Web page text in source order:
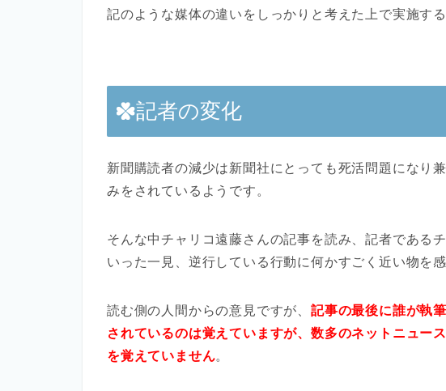
記のような媒体の違いをしっかりと考えた上で実施する
記者の変化
新聞購読者の減少は新聞社にとっても死活問題になり
みをされているようです。
そんな中チャリコ遠藤さんの記事を読み、記者である
いった一見、逆行している行動に何かすごく近い物を感
読む側の人間からの意見ですが、 記事の最後に誰が執
されているのは覚えていますが、数多のネットニュー
を覚えていません。